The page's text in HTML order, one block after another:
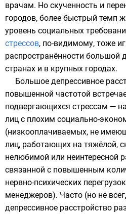
врачам. Но скученность и
городов, более быстрый темп
уровень социальных
стрессов, по-видимому, тоже
распространённости большой
странах и в крупных городах.
Большое депрессивное
повышенной частотой
подвергающихся стрессам —
лиц с плохим социально-
(низкооплачиваемых, не
лиц, работающих на тяжёлой,
нелюбимой или неинтересной
связанной с повышенным
нервно-психических
менеджеров). Часто (но не
депрессивное расстройство